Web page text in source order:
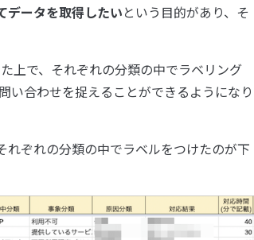
データを取得したいという目的があり、そ
上で、それぞれの分類の中でラベリング
い合わせを捉えることができるようになり
ぞれの分類の中でラベルをつけたのが下